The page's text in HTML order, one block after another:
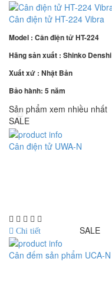
Cân điện tử HT-224 Vibra
Model : Cân điện tử HT-224
Hãng sản xuất : Shinko Denshi
Xuất xứ : Nhật Bản
Bảo hành: 5 năm
Sản phẩm xem nhiều nhất
SALE
Cân điện tử UWA-N
Chi tiết SALE
Cân đếm sản phẩm UCA-N